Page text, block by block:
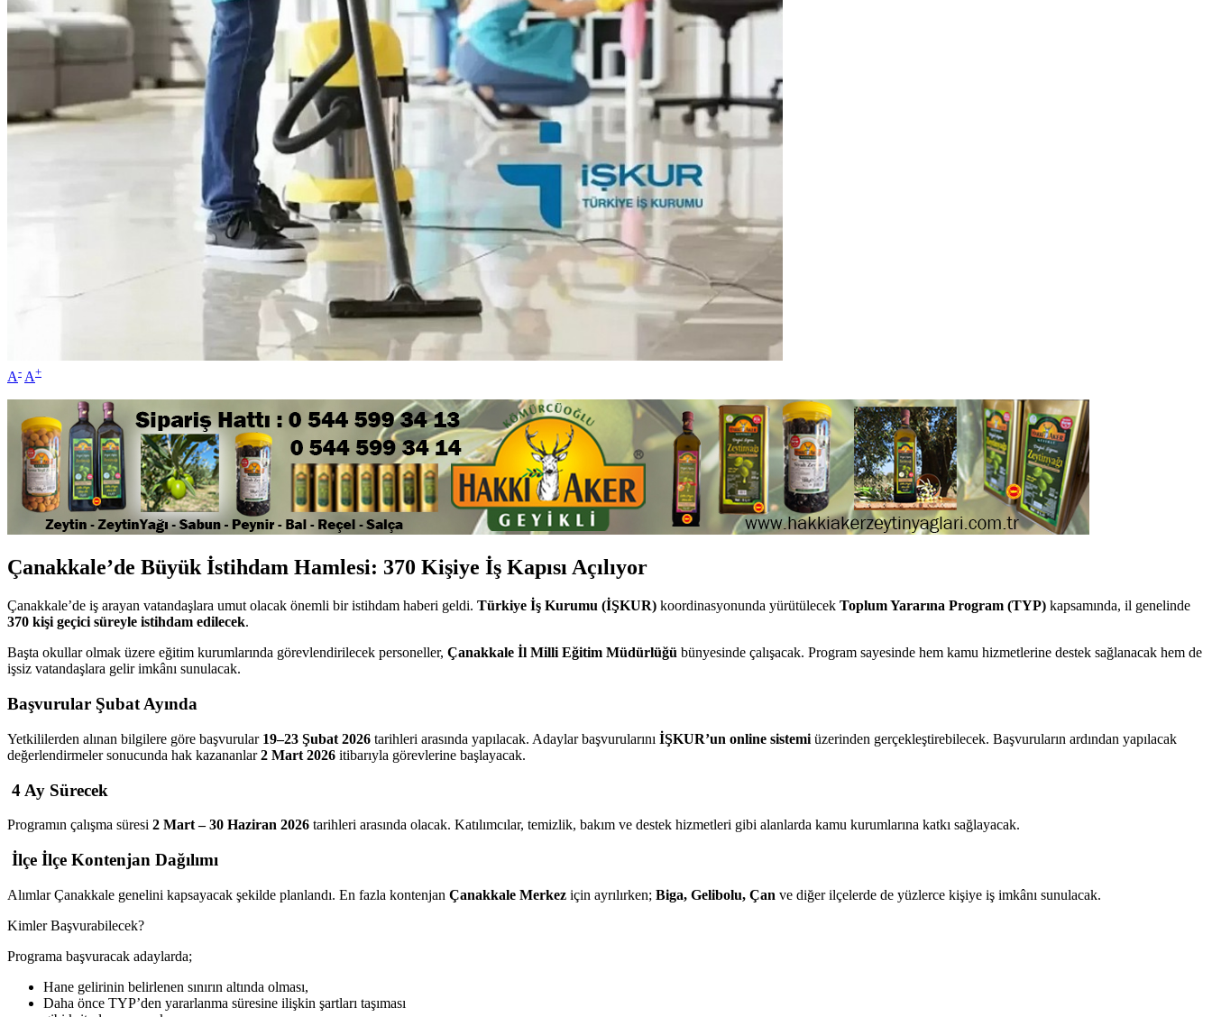
A- A+
Çanakkale’de Büyük İstihdam Hamlesi: 370 Kişiye İş Kapısı Açılıyor
Çanakkale’de iş arayan vatandaşlara umut olacak önemli bir istihdam haberi geldi. Türkiye İş Kurumu (İŞKUR) koordinasyonunda yürütülecek Toplum Yararına Program (TYP) kapsamında, il genelinde
370 kişi geçici süreyle istihdam edilecek.
Başta okullar olmak üzere eğitim kurumlarında görevlendirilecek personeller, Çanakkale İl Milli Eğitim Müdürlüğü bünyesinde çalışacak. Program sayesinde hem kamu hizmetlerine destek sağlanacak hem de
işsiz vatandaşlara gelir imkânı sunulacak.
Başvurular Şubat Ayında
Yetkililerden alınan bilgilere göre başvurular 19–23 Şubat 2026 tarihleri arasında yapılacak. Adaylar başvurularını İŞKUR’un online sistemi üzerinden gerçekleştirebilecek. Başvuruların ardından yapılacak
değerlendirmeler sonucunda hak kazananlar2 Mart 2026 itibarıyla görevlerine başlayacak.
4 Ay Sürecek
Programın çalışma süresi 2 Mart – 30 Haziran 2026 tarihleri arasında olacak. Katılımcılar, temizlik, bakım ve destek hizmetleri gibi alanlarda kamu kurumlarına katkı sağlayacak.
İlçe İlçe Kontenjan Dağılımı
Alımlar Çanakkale genelini kapsayacak şekilde planlandı. En fazla kontenjan Çanakkale Merkez için ayrılırken; Biga, Gelibolu, Çan ve diğer ilçelerde de yüzlerce kişiye iş imkânı sunulacak.
Kimler Başvurabilecek?
Programa başvuracak adaylarda;
Hane gelirinin belirlenen sınırın altında olması,
Daha önce TYP’den yararlanma süresine ilişkin şartları taşıması